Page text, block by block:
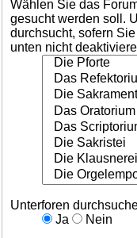
Wählen Sie das
gesucht werden soll.
durchsucht, sofern
unten nicht
Unterforen
Ja
Nein